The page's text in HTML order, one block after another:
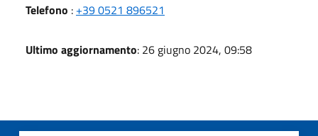
Telefono : +39 0521 896521
Ultimo aggiornamento: 26 giugno 2024, 09:58